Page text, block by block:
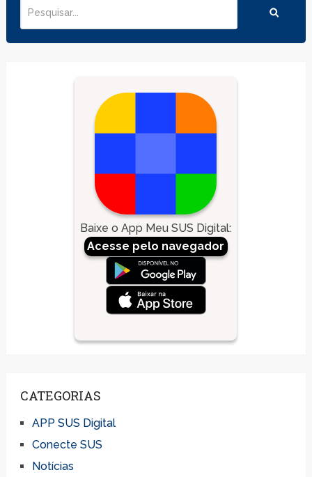
Baixe o App Meu SUS Digital:
Acesse pelo navegador
CATEGORIAS
APP SUS Digital
Conecte SUS
Notícias